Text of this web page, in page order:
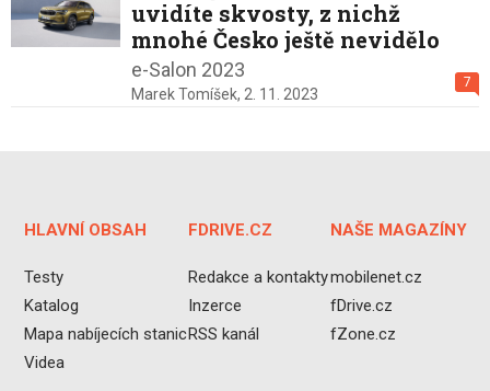
uvidíte skvosty, z nichž
mnohé Česko ještě nevidělo
e-Salon 2023
7
Marek Tomíšek, 2. 11. 2023
HLAVNÍ OBSAH
Testy
Katalog
Mapa nabíjecích stanic
Videa
FDRIVE.CZ
Redakce a kontakty
Inzerce
RSS kanál
NAŠE MAGAZÍNY
mobilenet.cz
fDrive.cz
fZone.cz